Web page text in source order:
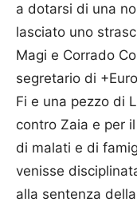
a dotarsi di una
lasciato uno
Magi e Corrado
segretario di
Fi e una pezzo di
contro Zaia e per
di malati e di
venisse
alla sentenza